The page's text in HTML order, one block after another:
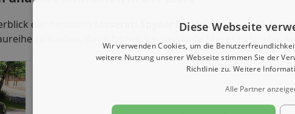
der neuesten Maserati Spyder Baureihenbeim 1A-
zu kaufen, dann finden Sie passende Maserati Spyder
Diese Webseite
Wir verwenden Cookies, um die
weitere Nutzung unserer Webseite stimmen Sie der
Richtlinie zu. Weitere
Alle Partner